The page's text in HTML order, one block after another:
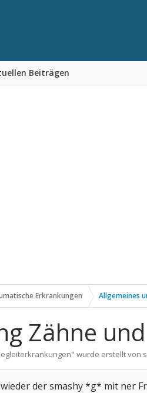
Beiträgen
Erkrankungen Allgemeines
Zähne
" wurde erstellt von
der smashy *g* mit ner